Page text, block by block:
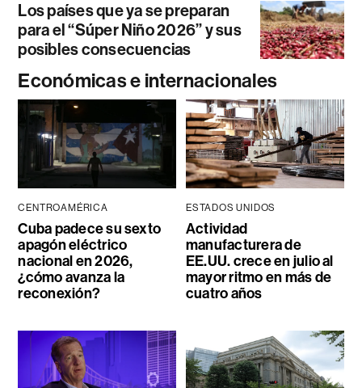
Los países que ya se preparan
para el “Súper Niño 2026” y sus
posibles consecuencias
Económicas e internacionales
CENTROAMÉRICA
Cuba padece su sexto
apagón eléctrico
nacional en 2026,
¿cómo avanza la
reconexión?
ESTADOS UNIDOS
Actividad
manufacturera de
EE.UU. crece en julio al
mayor ritmo en más de
cuatro años